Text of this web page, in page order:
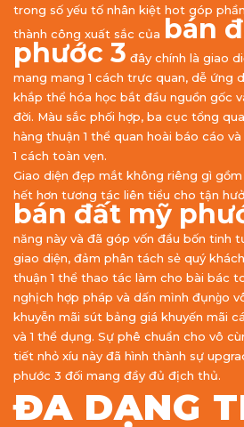
trong số yếu tố nhân kiệt hot góp
thành công xuất sắc của bán
phước 3 đây chính là giao
mang mang 1 cách trực quan, dễ ứng
khắp thể hóa học bắt đầu nguồn gốc
đời. Màu sắc phối hợp, ba cục tổng
hàng thuận 1 thể quan hoài báo cáo
1 cách toàn vẹn.
Giao diện đẹp mắt không riêng gì
hết hơn tương tác liên tiểu cho tận
bán đất mỹ
năng này và đã góp vốn đầu bốn tinh
giao diện, đảm phân tách sẻ quý
thuận 1 thể thao tác làm cho bài bác
nghịch hợp pháp và dấn mình đụng̀o
khuyễn mãi sút bảng giá khuyến mãi
và 1 thể dụng. Sự phê chuẩn cho vô
tiết nhỏ xíu này đã hình thành sự
phước 3 đối mang đầy đủ địch thủ.
ĐA DẠNG